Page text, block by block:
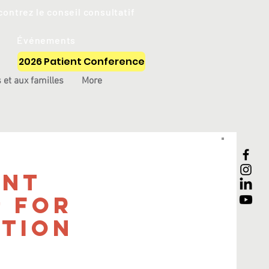
2026 Patient Conference
et aux familles More
for